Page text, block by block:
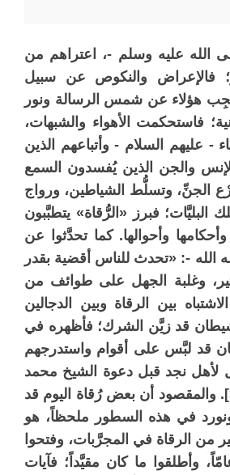
عليه وسلم -، اعتراهم من
فالإعراض والنكوص عن سبيل
حُجِب هؤلاء عن شمس الرسالة ونور
فاستحكمت الأهواء والشبهات،
- عليهم السلام - وأتباعهم الذين
والجن الذين يُفسدون السمع
وصَرْع الجنِّ، وتسلُّط الشياطين، ورواج
البليَّات؛ فبرز «الرُّقاة» يتطبَّبون
وأحوالها. كما تحدَّثوا عن
الله -: «تحدث للناس أقضية بقدر
عند الكثير، وغلبة الجهل على طوائف من
بين الرقاة وبين الدجالين
قد زيَّن الشرك؛ فأظهره في
قد لبَّس على أقوام واستدرجهم
لأهل نجد قبل دعوة الشيخ محمد
بن عبد الوهاب - رحمه الله - وكما جاء مبيَّناً في تاريخ نجد لابن بشر[3]. والمقصود أن بعض رُقاة اليوم قد
ونورد في هذه السطور ملحظاً، هو
من الرقاة في المجرَّبات، وفتحوا
وأطلقوا ما كان مقيَّداً؛ فآيات